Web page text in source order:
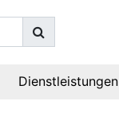
Dienstleistungen